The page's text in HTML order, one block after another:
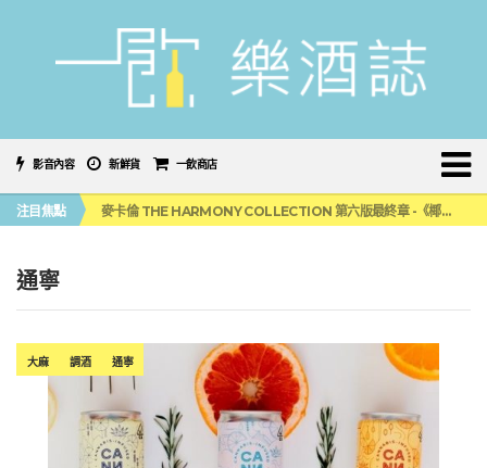
影音內容 新鮮貨 一飲商店
注目焦點
美國正式恢復蘇格蘭威士忌零關稅！烈酒產業再次迎來重磅利多
麥卡倫 THE HARMONY COLLECTION 第六版最終章 -《椰風煖韻》
角嗨尬炸物X爽快這一步，角瓶攜手頂呱呱 全新套餐限時登場
通寧
大麻 調酒 通寧